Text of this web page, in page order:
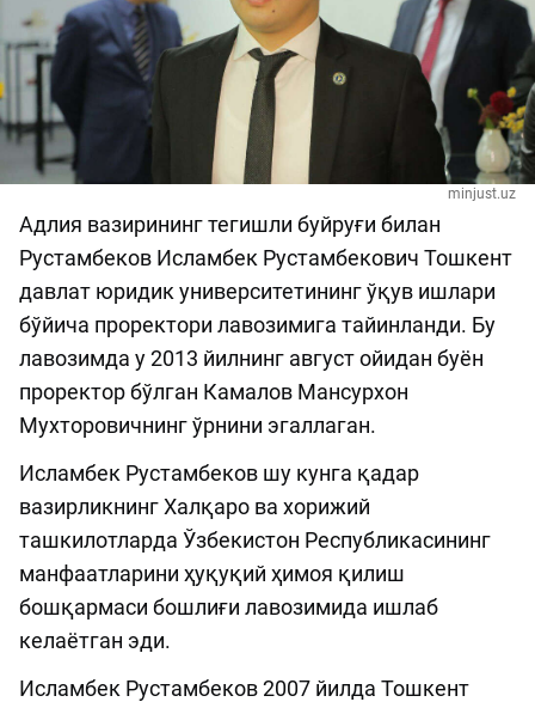
minjust.uz
Адлия вазирининг тегишли буйруғи билан
Рустамбеков Исламбек Рустамбекович Тошкент
давлат юридик университетининг ўқув ишлари
бўйича проректори лавозимига тайинланди. Бу
лавозимда у 2013 йилнинг август ойидан буён
проректор бўлган Камалов Мансурхон
Мухторовичнинг ўрнини эгаллаган.
Исламбек Рустамбеков шу кунга қадар
вазирликнинг Халқаро ва хорижий
ташкилотларда Ўзбекистон Республикасининг
манфаатларини ҳуқуқий ҳимоя қилиш
бошқармаси бошлиғи лавозимида ишлаб
келаётган эди.
Исламбек Рустамбеков 2007 йилда Тошкент